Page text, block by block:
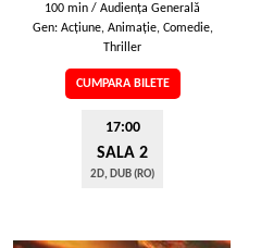
100 min / Audienţa Generală
Gen: Acţiune, Animaţie, Comedie,
Thriller
CUMPARA BILETE
17:00
SALA 2
2D, DUB (RO)